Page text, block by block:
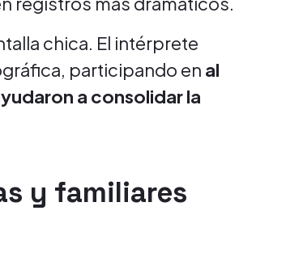
chica. El intérprete
participando en al
a consolidar la
y familiares